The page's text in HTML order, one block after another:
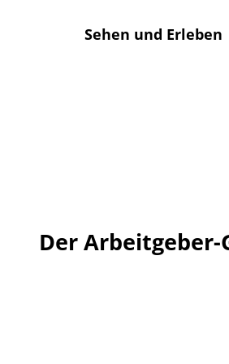
Sehen und Erleben
Der Arbeitgeber-